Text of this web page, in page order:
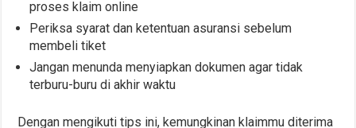
proses klaim online
Periksa syarat dan ketentuan asuransi sebelum
membeli tiket
Jangan menunda menyiapkan dokumen agar tidak
terburu-buru di akhir waktu
Dengan mengikuti tips ini, kemungkinan klaimmu diterima